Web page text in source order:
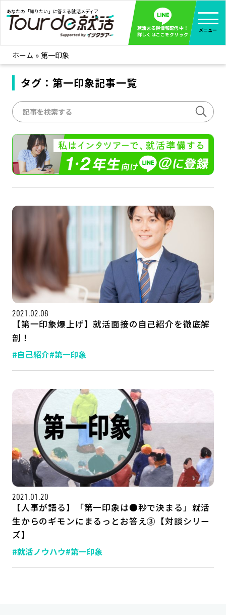
あなたの「知りたい」に答える就活メディア
就活まる得情報配信中！
詳しくはここをクリック
メニュー
就活ノウハウ 全て見る
企業まる見え！特捜部
みんなが知らない企業の裏側を徹底調査！
インタツアー活動レポ 全て見る
インタツアーを使ってどうだった？OBOG成功談
社会人インタビュー 全て見る
社会人になった今、就活を振り返ってみた
学生就活ブログ 全て見る
企業・業界研究はインタツアー
記事一覧
LINE登録
サイトマップ
プライバシーポリシー
公式SNSはこちら
ホーム » 第一印象
タグ：第一印象記事一覧
2021.02.08
【第一印象爆上げ】就活面接の自己紹介を徹底解
剖！
#自己紹介#第一印象
2021.01.20
【人事が語る】「第一印象は●秒で決まる」就活
生からのギモンにまるっとお答え③【対談シリー
ズ】
#就活ノウハウ#第一印象